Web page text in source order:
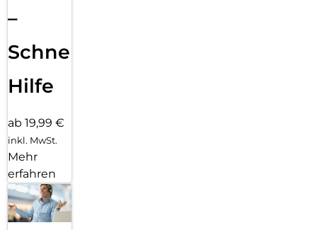
–
Schnelle
Hilfe
ab 19,99 €
inkl. MwSt.
Mehr
erfahren